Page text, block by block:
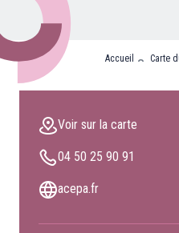
Clients professionnels
Blog
Accueil Carte
Voir sur la carte
04 50 25 90 91
acepa.fr